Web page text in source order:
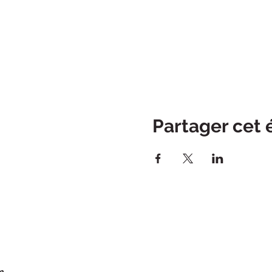
Partager cet